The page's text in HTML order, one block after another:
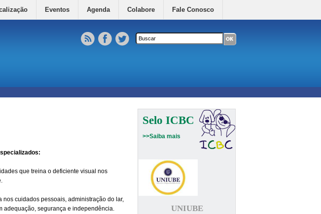
Eventos Agenda Colabore Fale Conosco
Formulário de busca
que treina o deficiente visual nos
cuidados pessoais, administração do lar,
adequação, segurança e independência.
Selo ICBC
>>Saiba mais
UNIUBE